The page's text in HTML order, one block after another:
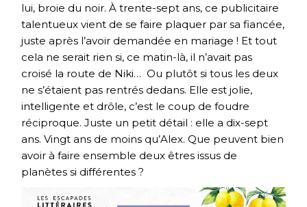
lui, broie du noir. À trente-sept ans, ce publicitaire
talentueux vient de se faire plaquer par sa fiancée,
juste après l’avoir demandée en mariage ! Et tout
cela ne serait rien si, ce matin-là, il n’avait pas
croisé la route de Niki… Ou plutôt si tous les deux
ne s’étaient pas rentrés dedans. Elle est jolie,
intelligente et drôle, c’est le coup de foudre
réciproque. Juste un petit détail : elle a dix-sept
ans. Vingt ans de moins qu’Alex. Que peuvent bien
avoir à faire ensemble deux êtres issus de
planètes si différentes ?